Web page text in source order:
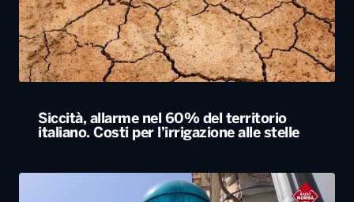
Siccità, allarme nel 60% del territorio
italiano. Costi per l’irrigazione alle stelle